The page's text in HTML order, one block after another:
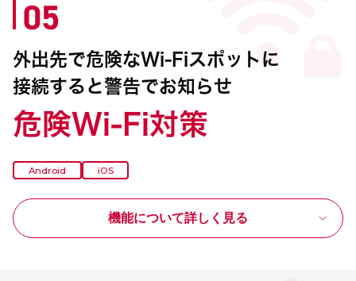
外出先で危険なWi-Fiスポットに
接続すると警告でお知らせ
危険Wi-Fi対策
Android iOS
機能について詳しく見る